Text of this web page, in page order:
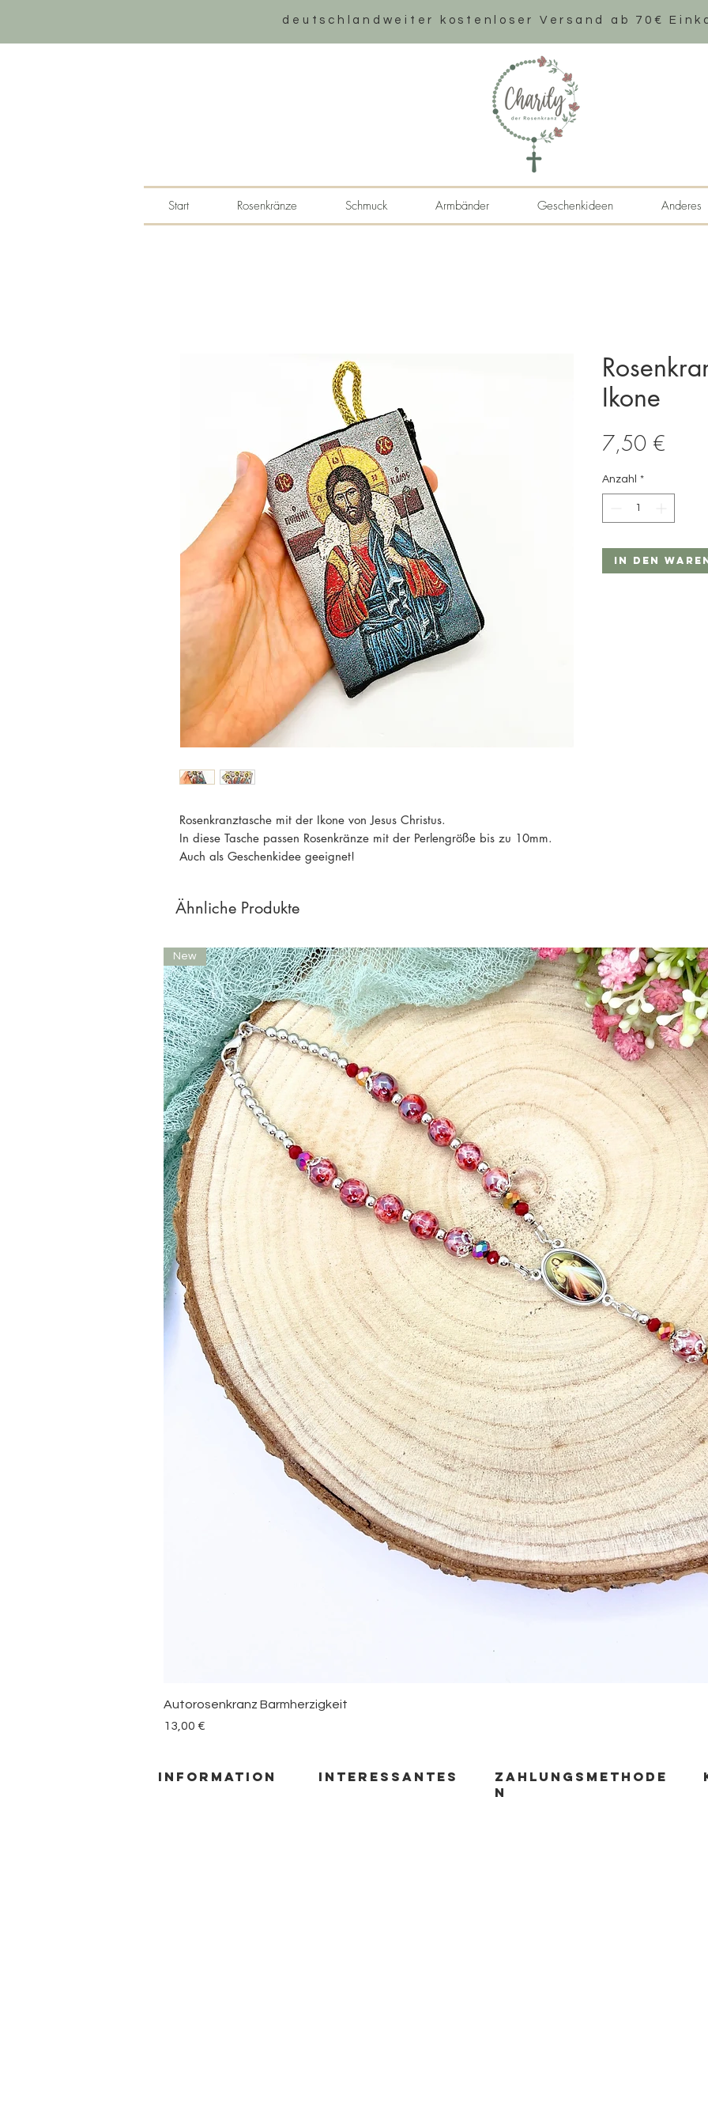
deutschlandweiter k ostenloser Versand ab 70€
Start Rosenkränze Schmuck Armbänder Geschenkideen Anderes
Rosenkranztasche mit der Ikone von Jesus Christus.
In diese Tasche passen Rosenkränze mit der Perlengröße bis zu 10mm.
Auch als Geschenkidee geeignet!
Ikone
7,50 €
Anzahl *
In den
Ähnliche Produkte
New
Autorosenkranz Barmherzigkeit
Preis
13,00 €
information
zahlungsmethode
n
INTERESSANTES